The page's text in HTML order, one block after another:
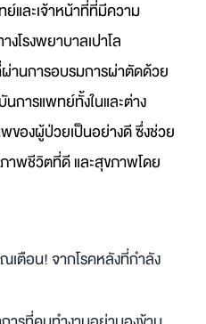
และเจ้าหน้าที่ที่มีความ
โรงพยาบาลเปาโล
านการอบรมการผ่าตัดด้วย
การแพทย์ทั้งในและต่าง
ของผู้ป่วยเป็นอย่างดี ซึ่งช่วย
พชีวิตที่ดี และสุขภาพโดย
ตือน! จากโรคหลังที่กำลัง